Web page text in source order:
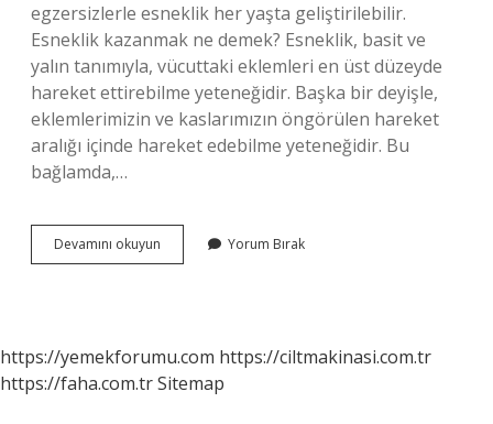
egzersizlerle esneklik her yaşta geliştirilebilir.
Esneklik kazanmak ne demek? Esneklik, basit ve
yalın tanımıyla, vücuttaki eklemleri en üst düzeyde
hareket ettirebilme yeteneğidir. Başka bir deyişle,
eklemlerimizin ve kaslarımızın öngörülen hareket
aralığı içinde hareket edebilme yeteneğidir. Bu
bağlamda,…
Devamını okuyun
Yetenek
Yorum Bırak
https://yemekforumu.com https://ciltmakinasi.com.tr
https://faha.com.trSitemap